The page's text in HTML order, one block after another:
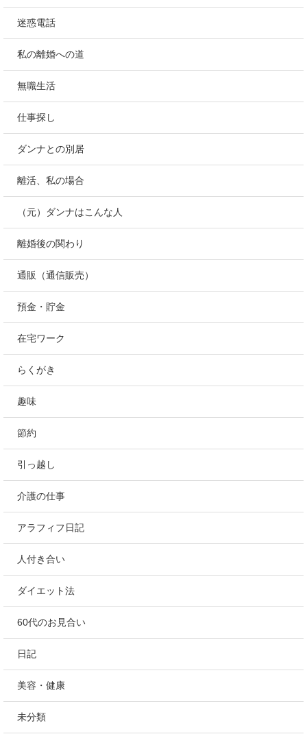
迷惑電話
私の離婚への道
無職生活
仕事探し
ダンナとの別居
離活、私の場合
（元）ダンナはこんな人
離婚後の関わり
通販（通信販売）
預金・貯金
在宅ワーク
らくがき
趣味
節約
引っ越し
介護の仕事
アラフィフ日記
人付き合い
ダイエット法
60代のお見合い
日記
美容・健康
未分類